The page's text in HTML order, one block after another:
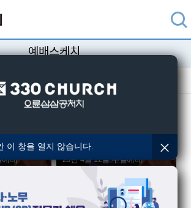
예배스케치
예배스케치
예배 26년 4월 12일 주일예배
이 창을 열지 않습니다.